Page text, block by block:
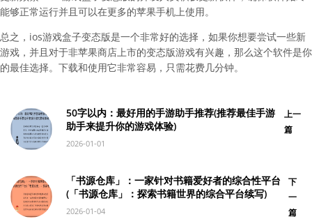
能够正常运行并且可以在更多的苹果手机上使用。
总之，ios游戏盒子变态版是一个非常好的选择，如果你想要尝试一些新
游戏，并且对于非苹果商店上市的变态版游戏有兴趣，那么这个软件是你
的最佳选择。下载和使用它非常容易，只需花费几分钟。
50字以内：最好用的手游助手推荐(推荐最佳手游
助手来提升你的游戏体验)
2026-01-01
上一
篇
「书源仓库」：一家针对书籍爱好者的综合性平台
(「书源仓库」：探索书籍世界的综合平台续写)
2026-01-04
下
一
篇